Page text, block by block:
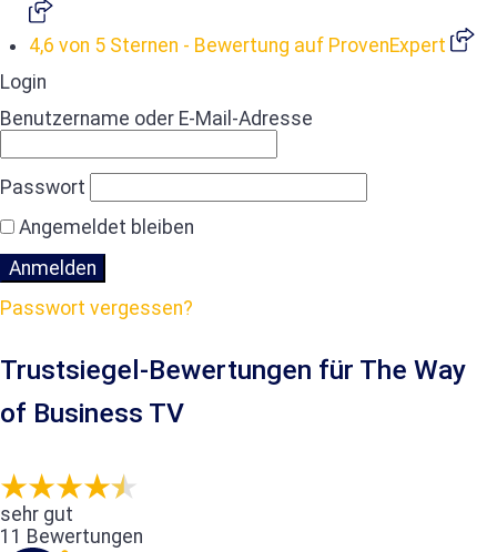
4,6 von 5 Sternen - Bewertung auf ProvenExpert
Login
Benutzername oder E-Mail-Adresse
Passwort
Angemeldet bleiben
Passwort vergessen?
Trustsiegel-Bewertungen für The Way
of Business TV
sehr gut
11 Bewertungen